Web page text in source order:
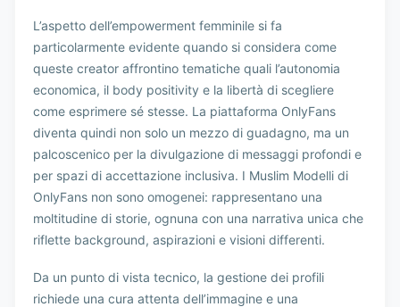
L’aspetto dell’empowerment femminile si fa
particolarmente evidente quando si considera come
queste creator affrontino tematiche quali l’autonomia
economica, il body positivity e la libertà di scegliere
come esprimere sé stesse. La piattaforma OnlyFans
diventa quindi non solo un mezzo di guadagno, ma un
palcoscenico per la divulgazione di messaggi profondi e
per spazi di accettazione inclusiva. I Muslim Modelli di
OnlyFans non sono omogenei: rappresentano una
moltitudine di storie, ognuna con una narrativa unica che
riflette background, aspirazioni e visioni differenti.
Da un punto di vista tecnico, la gestione dei profili
richiede una cura attenta dell’immagine e una